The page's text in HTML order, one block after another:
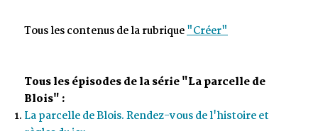
Tous les contenus de la rubrique"Créer"
Tous les épisodes de la série "La parcelle de
Blois" :
La parcelle de Blois. Rendez-vous de l'histoire et